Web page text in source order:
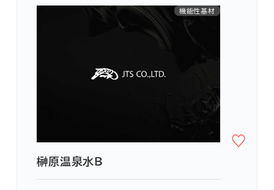
保湿
水代替原料
国産
機能性基材
榊原温泉水Ｂ